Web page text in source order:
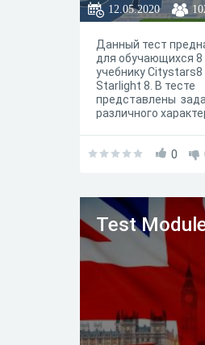
12.05.2020
Данный тест
для обучающихся 8
учебнику Citystars8
Starlight 8. В тесте
представлены
различного
5 Language &
рабочей тетради.
0
Test